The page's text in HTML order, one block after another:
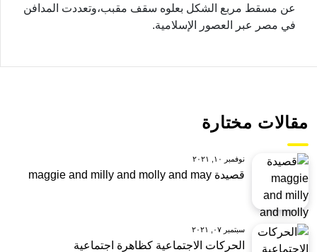
عن مسقط مربع الشكل بعلوه سقف مقبب،وتعددت المدافن
في مصر عبر العصور الإسلامية.
مقالات مختارة
نوفمبر ١٠, ٢٠٢١
قصيدة maggie and milly and molly and may
سبتمبر ٠٧, ٢٠٢١
الحركات الاجتماعية كظاهرة اجتماعية